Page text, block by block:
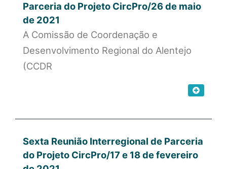
Parceria do Projeto CircPro/26 de maio
de 2021
A Comissão de Coordenação e
Desenvolvimento Regional do Alentejo
(CCDR
Sexta Reunião Interregional de Parceria
do Projeto CircPro/17 e 18 de fevereiro